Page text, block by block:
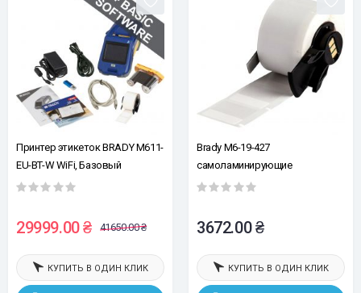
Принтер этикеток BRADY M611-
EU-BT-W WiFi, Базовый
комплект + Базовое ПО
29999.00 ₴ 41650.00 ₴
КУПИТЬ В ОДИН КЛИК
Brady M6-19-427
самоламинирующие
виниловые этикетки, 25,40 мм
диаметром 3,00 мм – 5,05 мм,
для принтеров Brady M610,
M611, BMP61, M710, BMP71
3672.00 ₴
КУПИТЬ В ОДИН КЛИК